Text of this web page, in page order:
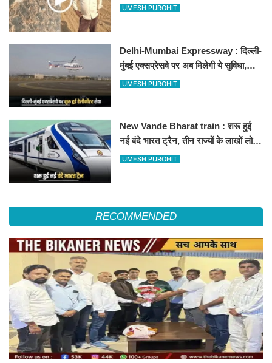
500-500 रुपए के नोट, वीडियो वायरल
UMESH PUROHIT
Delhi-Mumbai Expressway : दिल्ली-
मुंबई एक्सप्रेसवे पर अब मिलेगी ये सुविधा,
हेलीकॉप्टर सर्विस से तुरंत घायल पहुंचेगा
UMESH PUROHIT
New Vande Bharat train : शरू हुई
नई वंदे भारत ट्रैन, तीन राज्यों के लाखों लोगों
का सफर होगा आसान, देखें पूरा रूटमैप
UMESH PUROHIT
RECOMMENDED